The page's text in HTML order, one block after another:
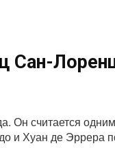
Сан-
Он считается
и Хуан де Эррера